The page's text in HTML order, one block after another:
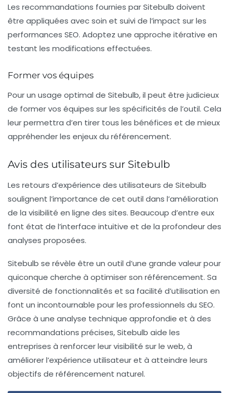
Les recommandations fournies par Sitebulb doivent
être appliquées avec soin et suivi de l’impact sur les
performances SEO. Adoptez une approche itérative en
testant les modifications effectuées.
Former vos équipes
Pour un usage optimal de Sitebulb, il peut être judicieux
de former vos équipes sur les spécificités de l’outil. Cela
leur permettra d’en tirer tous les bénéfices et de mieux
appréhender les enjeux du référencement.
Avis des utilisateurs sur Sitebulb
Les retours d’expérience des utilisateurs de Sitebulb
soulignent l’importance de cet outil dans l’amélioration
de la visibilité en ligne des sites. Beaucoup d’entre eux
font état de l’interface intuitive et de la profondeur des
analyses proposées.
Sitebulb se révèle être un outil d’une grande valeur pour
quiconque cherche à optimiser son référencement. Sa
diversité de fonctionnalités et sa facilité d’utilisation en
font un incontournable pour les professionnels du SEO.
Grâce à une analyse technique approfondie et à des
recommandations précises, Sitebulb aide les
entreprises à renforcer leur visibilité sur le web, à
améliorer l’expérience utilisateur et à atteindre leurs
objectifs de référencement naturel.